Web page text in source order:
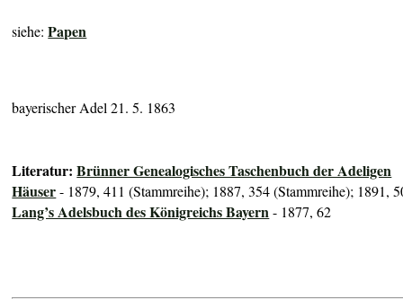
siehe:Papen
bayerischer Adel 21. 5. 1863
Literatur:Brünner Genealogisches Taschenbuch der Adeligen
Häuser- 1879, 411 (Stammreihe); 1887, 354 (Stammreihe); 1891,
Lang’s Adelsbuch des Königreichs Bayern- 1877, 62